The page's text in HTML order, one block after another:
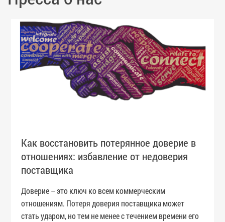
Как восстановить потерянное доверие в
отношениях: избавление от недоверия
поставщика
Доверие – это ключ ко всем коммерческим
отношениям. Потеря доверия поставщика может
стать ударом, но тем не менее с течением времени его